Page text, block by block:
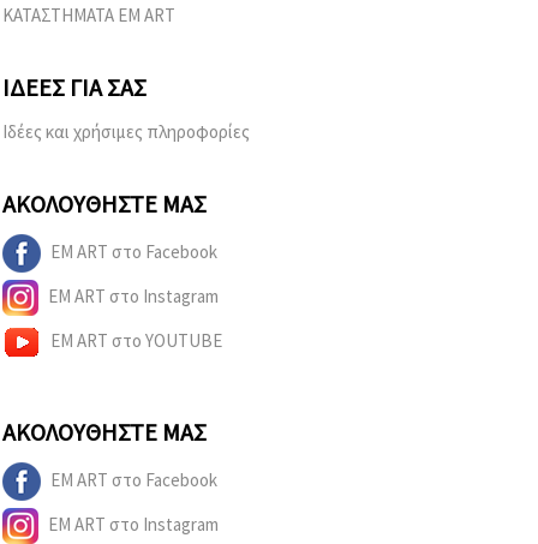
ΚΑΤΑΣΤΗΜΑΤΑ EM ART
ΙΔΈΕΣ ΓΙΑ ΣΑΣ
Ιδέες και χρήσιμες πληροφορίες
ΑΚΟΛΟΥΘΉΣΤΕ ΜΑΣ
EM ART στο Facebook
EM ART στο Instagram
EM ART στο YOUTUBE
ΑΚΟΛΟΥΘΉΣΤΕ ΜΑΣ
EM ART στο Facebook
EM ART στο Instagram